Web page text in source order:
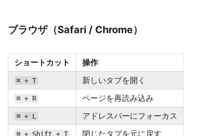
ブラウザ（Safari / Chrome）
ショートカット 操作
⌘ + T 新しいタブを開く
⌘ + R ページを再読み込み
⌘ + L アドレスバーにフォーカス
⌘ + Shift + T 閉じたタブを元に戻す